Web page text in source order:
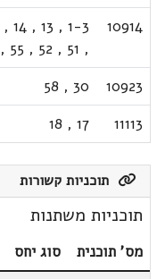
10914
1-3
,
13
,
14
,
,
51
,
52
,
55
,
10923
30
,
58
11113
17
,
18
תוכניות קשורות
תוכניות משתנות
מס' תוכנית סוג יחס